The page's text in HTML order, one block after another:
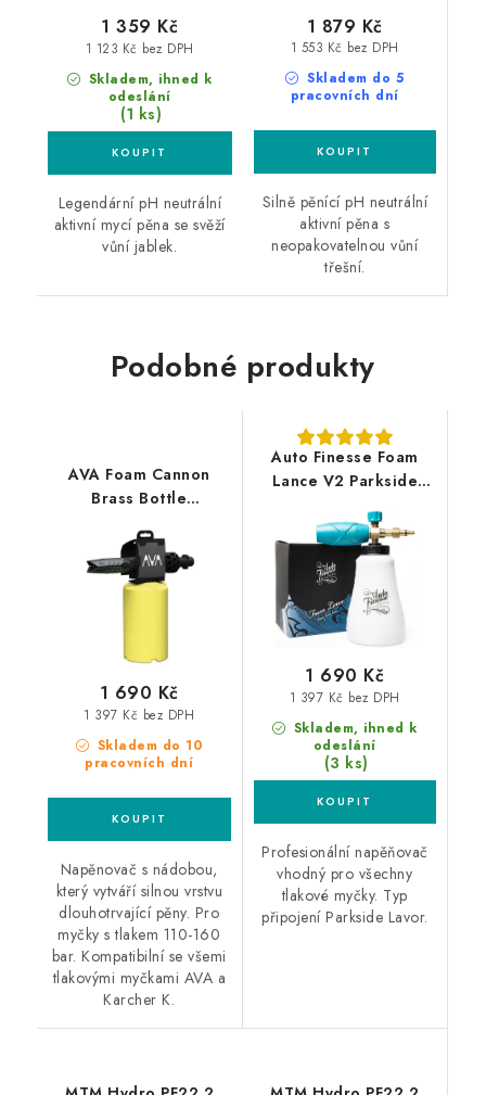
Skladem, ihned k
odeslání
(1 ks)
1 123 Kč bez DPH
1 359 Kč
Legendární pH neutrální
aktivní mycí pěna se svěží
vůní jablek.
Skladem do 5
pracovních dní
1 553 Kč bez DPH
1 879 Kč
Silně pěnící pH neutrální
aktivní pěna s
neopakovatelnou vůní
třešní.
Podobné produkty
AVA Foam Cannon
Brass Bottle
napěňovač
Skladem do 10
pracovních dní
1 397 Kč bez DPH
1 690 Kč
Napěnovač s nádobou,
který vytváří silnou vrstvu
dlouhotrvající pěny. Pro
myčky s tlakem 110-160
bar. Kompatibilní se všemi
tlakovými myčkami AVA a
Karcher K.
Auto Finesse Foam
Lance V2 Parkside
napěňovač
Skladem, ihned k
odeslání
(3 ks)
1 397 Kč bez DPH
1 690 Kč
Profesionální napěňovač
vhodný pro všechny
tlakové myčky. Typ
připojení Parkside Lavor.